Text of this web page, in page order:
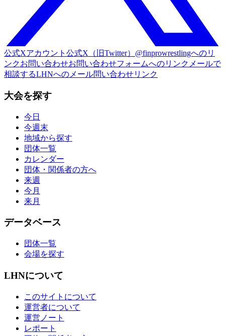
公式Xアカウント 公式X（旧Twitter）@finprowrestlingへのリ
ンクお問い合わせお問い合わせフォームへのリンク メールで
相談するLHNへのメール問い合わせリンク
大会を探す
今日
今週末
地域から探す
団体一覧
カレンダー
団体・関係者の方へ
来週
今月
来月
データベース
団体一覧
会場を探す
LHNについて
このサイトについて
運営者について
運営ノート
レポート